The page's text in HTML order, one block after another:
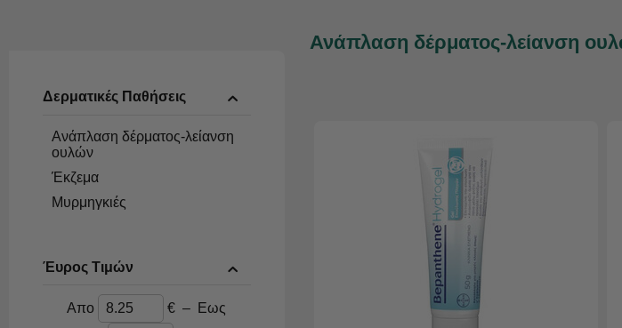
Δερματικές Παθήσεις
Ανάπλαση δέρματος-λείανση
ουλών
Έκζεμα
Μυρμηγκιές
Έυρος Τιμών
Απο € –
Εως
Ανάπλαση δέρματος-λείανση